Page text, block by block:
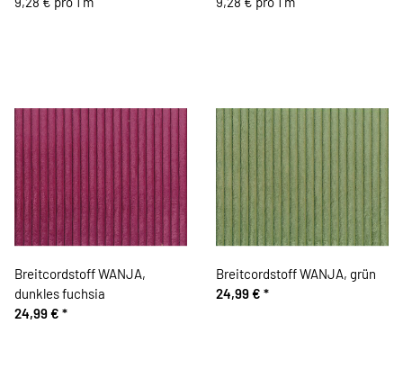
Breitcordstoff WANJA,
dunkles fuchsia
24,99 € *
Breitcordstoff WANJA, grün
24,99 € *